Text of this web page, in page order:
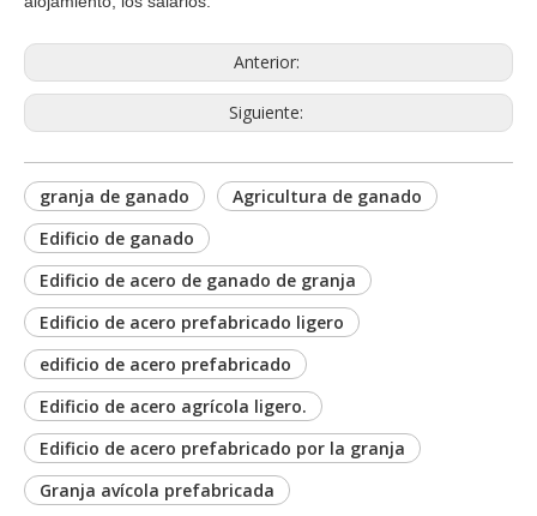
Anterior:
Siguiente:
granja de ganado
Agricultura de ganado
Edificio de ganado
Edificio de acero de ganado de granja
Edificio de acero prefabricado ligero
edificio de acero prefabricado
Edificio de acero agrícola ligero.
Edificio de acero prefabricado por la granja
Granja avícola prefabricada